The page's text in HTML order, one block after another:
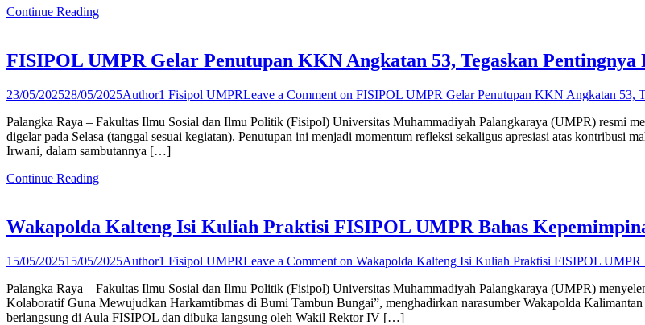
Continue Reading
FISIPOL UMPR Gelar Penutupan KKN Angkatan 53, Tegaskan Pentingnya
23/05/202528/05/2025Author1 Fisipol UMPRLeave a Comment on FISIPOL UMPR Gelar Penutupan KKN Angkatan 53,
Palangka Raya – Fakultas Ilmu Sosial dan Ilmu Politik (Fisipol) Universitas Muhammadiyah Palangkaraya (UMPR) resmi
digelar pada Selasa (tanggal sesuai kegiatan). Penutupan ini menjadi momentum refleksi sekaligus apresiasi atas kontribusi
Irwani, dalam sambutannya […]
Continue Reading
Wakapolda Kalteng Isi Kuliah Praktisi FISIPOL UMPR Bahas
15/05/202515/05/2025Author1 Fisipol UMPRLeave a Comment on Wakapolda Kalteng Isi Kuliah Praktisi FISIPOL
Palangka Raya – Fakultas Ilmu Sosial dan Ilmu Politik (Fisipol) Universitas Muhammadiyah Palangkaraya (UMPR)
Kolaboratif Guna Mewujudkan Harkamtibmas di Bumi Tambun Bungai”, menghadirkan narasumber Wakapolda
berlangsung di Aula FISIPOL dan dibuka langsung oleh Wakil Rektor IV […]